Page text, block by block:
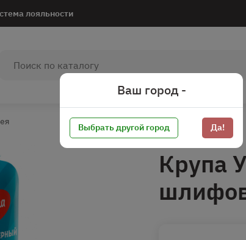
лояльности
Крупа
Ваш город -
Выбрать другой город Да!